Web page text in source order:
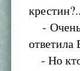
- Очень
ответила
- Но